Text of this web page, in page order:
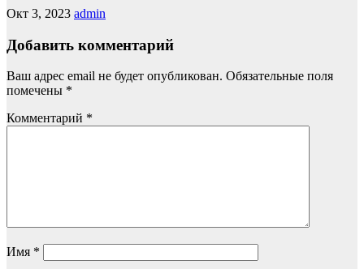
Окт 3, 2023 admin
Добавить комментарий
Ваш адрес email не будет опубликован. Обязательные поля
помечены *
Комментарий *
Имя *